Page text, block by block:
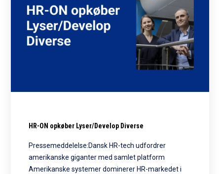
HR-ON opkøber Lyser/Develop Diverse
Pressemeddelelse:Dansk HR-tech udfordrer
amerikanske giganter med samlet platform
Amerikanske systemer dominerer HR-markedet i